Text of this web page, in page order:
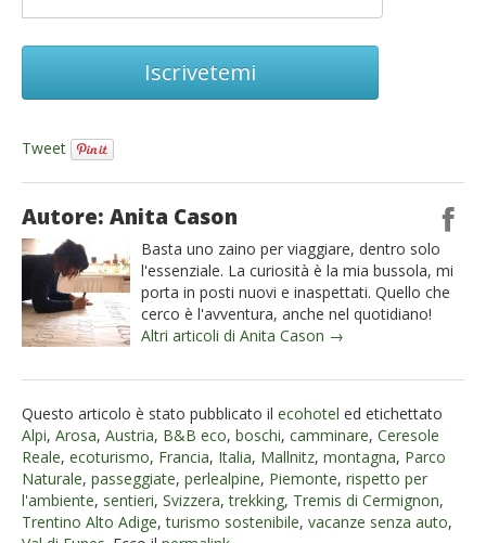
Iscrivetemi
Tweet
Autore: Anita Cason
Basta uno zaino per viaggiare, dentro solo
l'essenziale. La curiosità è la mia bussola, mi
porta in posti nuovi e inaspettati. Quello che
cerco è l'avventura, anche nel quotidiano!
Altri articoli di Anita Cason →
Questo articolo è stato pubblicato il ecohotel ed etichettato
Alpi, Arosa, Austria, B&B eco, boschi, camminare, Ceresole
Reale, ecoturismo, Francia, Italia, Mallnitz, montagna, Parco
Naturale, passeggiate, perlealpine, Piemonte, rispetto per
l'ambiente, sentieri, Svizzera,trekking, Tremis di Cermignon,
Trentino Alto Adige,turismo sostenibile, vacanze senza auto,